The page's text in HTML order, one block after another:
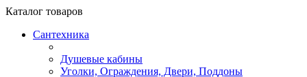
Каталог товаров
Сантехника
Душевые кабины
Уголки, Ограждения, Двери, Поддоны